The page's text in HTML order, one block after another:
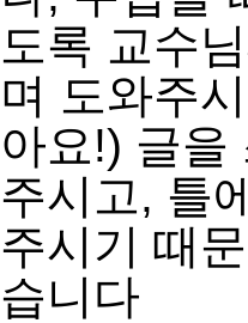
도록 교수
며 도와주
아요 !) 글을
주시고, 틀
주시기 때
습니다